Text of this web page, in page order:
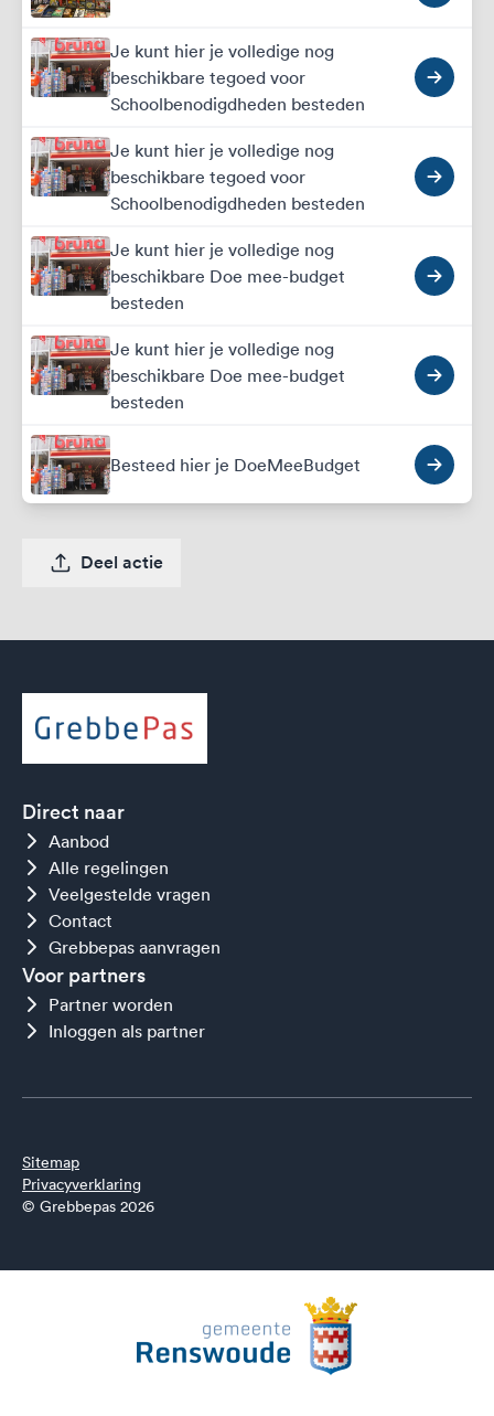
Je kunt hier je volledige nog
beschikbare tegoed voor
Schoolbenodigdheden besteden
Je kunt hier je volledige nog
beschikbare tegoed voor
Schoolbenodigdheden besteden
Je kunt hier je volledige nog
beschikbare Doe mee-budget
besteden
Je kunt hier je volledige nog
beschikbare Doe mee-budget
besteden
Besteed hier je DoeMeeBudget
Deel actie
Direct naar
Aanbod
Alle regelingen
Veelgestelde vragen
Contact
Grebbepas aanvragen
Voor partners
Partner worden
Inloggen als partner
Sitemap
Privacyverklaring
© Grebbepas 2026